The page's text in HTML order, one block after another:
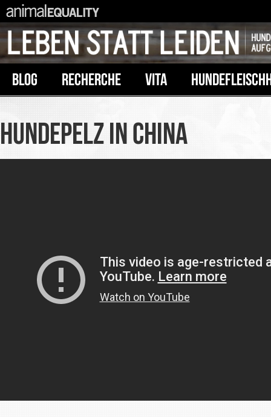
GETÖTET WERDEN
BLOG RECHERCHE VITA
HUNDEPELZ IN CHINA